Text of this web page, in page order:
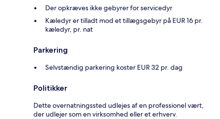
Der opkræves ikke gebyrer for servicedyr
Kæledyr er tilladt mod et tillægsgebyr på EUR 16 pr.
kæledyr, pr. nat
Parkering
Selvstændig parkering koster EUR 32 pr. dag
Politikker
Dette overnatningssted udlejes af en professionel vært,
der udlejer som en virksomhed eller et erhverv.